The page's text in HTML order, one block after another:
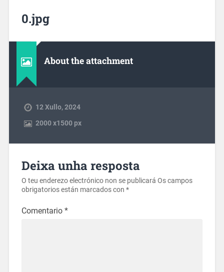
0.jpg
About the attachment
12 Xullo, 2024
2000x1500 px
Deixa unha resposta
O teu enderezo electrónico non se publicará Os campos
obrigatorios están marcados con *
Comentario *